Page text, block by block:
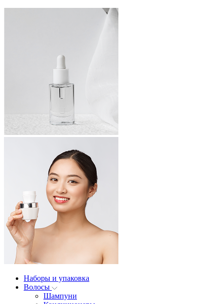
Наборы и упаковка
Волосы
Шампуни